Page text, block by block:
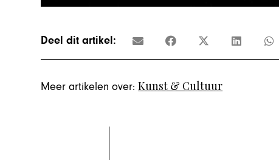
Deel dit artikel:
Meer artikelen over: Kunst & Cultuur